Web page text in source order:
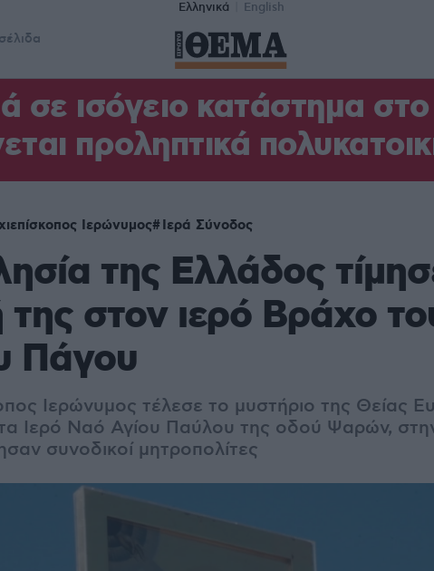
Ελληνικά English
σε ισόγειο κατάστημα
προληπτικά
Ιερώνυμος Ιερά Σύνοδος
της Ελλάδος
της στον ιερό Βράχο
Πάγου
Ιερώνυμος τέλεσε το μυστήριο της Θείας
Ιερό Ναό Αγίου Παύλου της οδού Ψαρών,
συνοδικοί μητροπολίτες